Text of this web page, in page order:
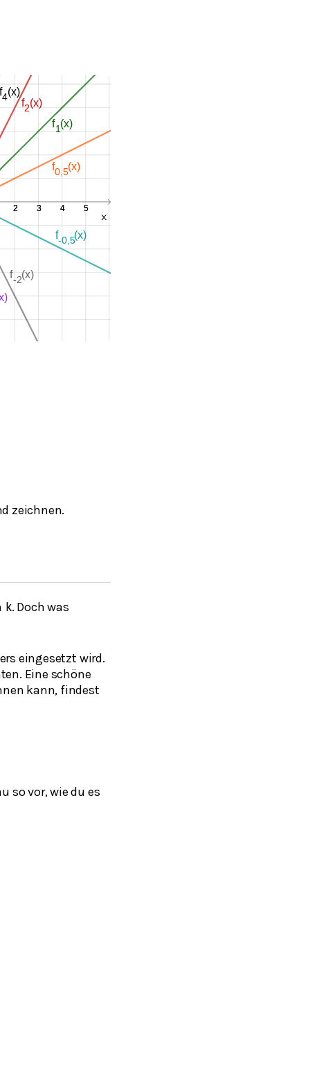
zeichnen.
k. Doch was
eingesetzt wird.
Eine schöne
kann, findest
so vor, wie du es